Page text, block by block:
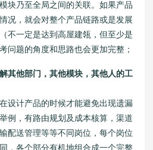
块乃至全局之间的关联。如果产品
况，就会对整个产品链路或是发展
不一定是达到高屋建瓴，但至少是
问题的角度和思路也会更加完整；
其他部门，其他模块，其他人的工
设计产品的时候才能避免出现遗漏
例，有路由规划及成本核算，渠道
配送管理等等不同岗位，每个岗位
，各个部分有机地组合成一个完整